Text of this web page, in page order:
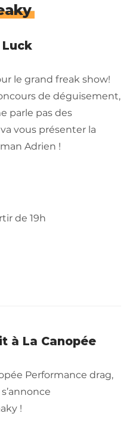
le grand freak show!
de déguisement,
parle pas des
vous présenter la
Adrien !
de 19h
à La Canopée
Performance drag,
!